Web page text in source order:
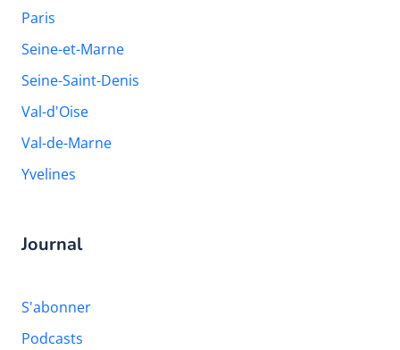
Paris
Seine-et-Marne
Seine-Saint-Denis
Val-d'Oise
Val-de-Marne
Yvelines
Journal
S'abonner
Podcasts